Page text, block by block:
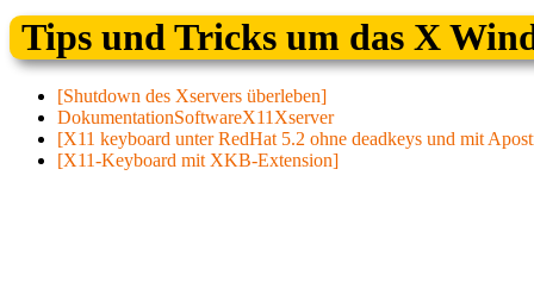
Tips und Tricks um das X
[Shutdown des Xservers überleben]
DokumentationSoftwareX11Xserver
[X11 keyboard unter RedHat 5.2 ohne deadkeys und mit
[X11-Keyboard mit XKB-Extension]